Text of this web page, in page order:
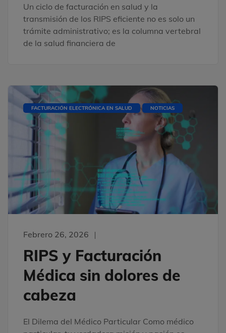
Un ciclo de facturación en salud y la
transmisión de los RIPS eficiente no es solo un
trámite administrativo; es la columna vertebral
de la salud financiera de
FACTURACIÓN ELECTRÓNICA EN SALUD NOTICIAS
Febrero 26, 2026
RIPS y Facturación
Médica sin dolores de
cabeza
El Dilema del Médico Particular Como médico